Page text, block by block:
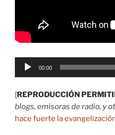
Reproductor
00:00
[REPRODUCCIÓN
blogs, emisoras de radio, y
hace fuerte la